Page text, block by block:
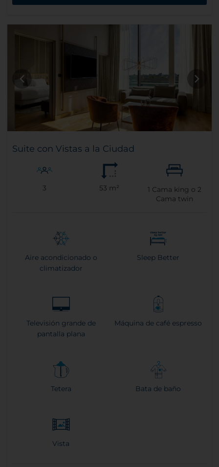
Suite con Vistas a la Ciudad
3 53 m² 1 Cama king o 2
Cama twin
Aire acondicionado o
climatizador
Sleep Better
Televisión grande de
pantalla plana
Máquina de café espresso
Tetera Bata de baño
Vista